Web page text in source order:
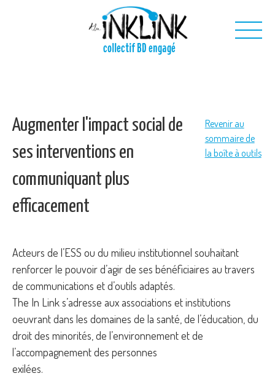
collectif BD engagé
Nos outils
Nous contacter
Augmenter l'impact social de
ses interventions en
communiquant plus
efficacement
Revenir au
sommaire de
la boîte à outils
Acteurs de l’ESS ou du milieu institutionnel souhaitant
renforcer le pouvoir d’agir de ses bénéficiaires au travers
de communications et d’outils adaptés.
The In Link s’adresse aux associations et institutions
oeuvrant dans les domaines de la santé, de l’éducation, du
droit des minorités, de l’environnement et de
l’accompagnement des personnes
exilées.